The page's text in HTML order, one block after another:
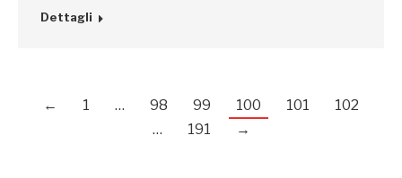
Dettagli
← 1 … 98 99 100 101
102
…
191 →